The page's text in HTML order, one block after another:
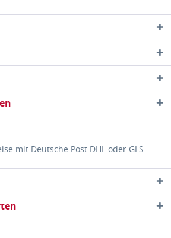
mit Deutsche Post DHL oder GLS